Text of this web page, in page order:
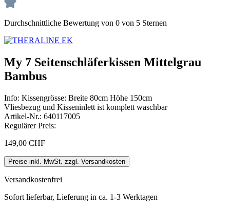
Durchschnittliche Bewertung von 0 von 5 Sternen
My 7 Seitenschläferkissen Mittelgrau
Bambus
Info: Kissengrösse: Breite 80cm Höhe 150cm
Vliesbezug und Kisseninlett ist komplett waschbar
Artikel-Nr.: 640117005
Regulärer Preis:
149,00 CHF
Preise inkl. MwSt. zzgl. Versandkosten
Versandkostenfrei
Sofort lieferbar, Lieferung in ca. 1-3 Werktagen